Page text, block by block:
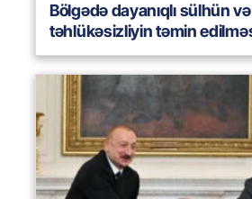
Bölgədə dayanıqlı sülhün və
təhlükəsizliyin təmin